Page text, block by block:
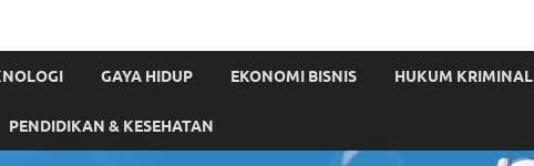
GAYA HIDUP EKONOMI BISNIS HUKUM KRIMINAL
PENDIDIKAN & KESEHATAN